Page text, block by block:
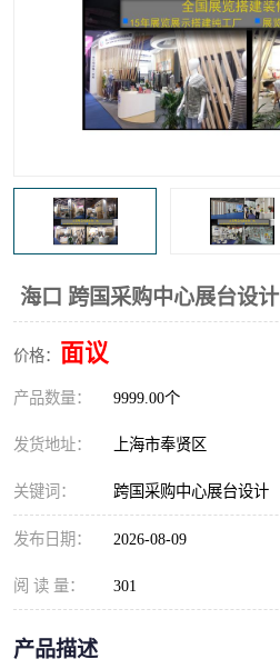
海口 跨国采购中心展台设计
价格： 面议
产品数量： 9999.00个
发货地址： 上海市奉贤区
关键词： 跨国采购中心展台设计
发布日期： 2026-08-09
阅 读 量： 301
产品描述